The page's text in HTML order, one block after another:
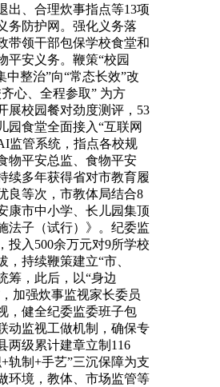
出、合理炊事指点等13项
务防护网。强化义务落
带领干部包保学校食堂和
平安义务。鞭策“校园
中整治”向“常态长效”改
心、全程参取” 为方
展校园餐对劲度测评，53
园食堂全面接入“互联网
监管系统，指点各校规
物平安总监、食物平安
续多年获得省对市教育履
良等次，市教体局结合8
康市中小学、长儿园集顶
法子（试行）》。纪委监
投入500余万元对9所学校
，持续鞭策建立“市、
筹，此后，以“身边
加强炊事监视家长委员
，健全纪委监委班子包
动监视工做机制，确保专
两级累计建章立制116
轨制+手艺”三沉保障为支
环境，教体、市场监管等